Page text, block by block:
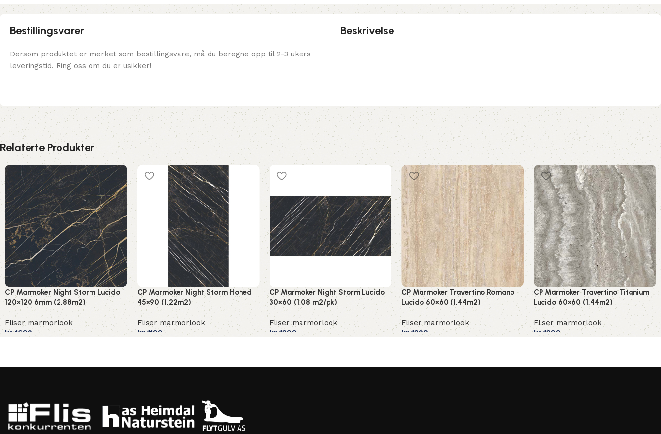
Bestillingsvarer
Dersom produktet er merket som bestillingsvare, må du beregne opp til 2-3 ukers
leveringstid. Ring oss om du er usikker!
Beskrivelse
Relaterte Produkter
CP Marmoker Night Storm Lucido
120×120 6mm (2,88m2)
Fliser marmorlook
kr1699
CP Marmoker Night Storm Honed
45×90 (1,22m2)
Fliser marmorlook
kr1199
CP Marmoker Night Storm Lucido
30×60 (1,08 m2/pk)
Fliser marmorlook
kr1299
CP Marmoker Travertino Romano
Lucido 60×60 (1,44m2)
Fliser marmorlook
kr 1299
CP Marmoker Travertino Titanium
Lucido 60×60 (1,44m2)
Fliser marmorlook
kr 1299